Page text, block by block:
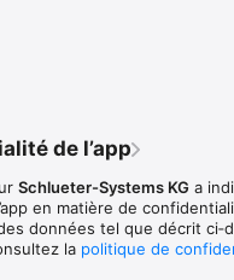
de l’app
Schlueter-Systems KG a
en matière de
données tel que décrit
la politique de